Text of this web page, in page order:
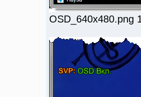
OSD_640x480.png